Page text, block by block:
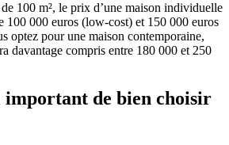
100 m², le prix d’une maison individuelle
100 000 euros (low-cost) et 150 000 euros
optez pour une maison contemporaine,
davantage compris entre 180 000 et 250
de bien choisir